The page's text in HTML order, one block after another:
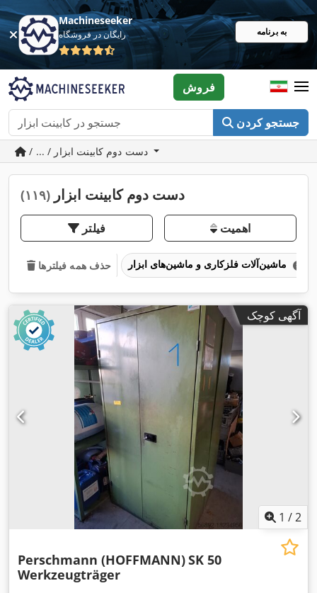
Machineseeker
رایگان در فروشگاه به برنامه
جستجو کردن
فروش
دست دوم کابینت ابزار (۱۱۹)
فیلتر اهمیت
حذف همه فیلترها
آگهی کوچک
1 /2
Perschmann (HOFFMANN)SK 50
Werkzeugträger